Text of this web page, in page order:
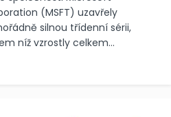
(MSFT) uzavřely
silnou třídenní sérii,
níž vzrostly celkem...